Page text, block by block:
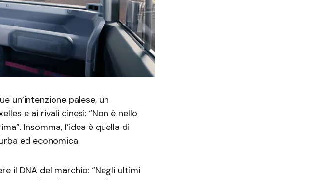
un’intenzione palese, un
e ai rivali cinesi: “Non è nello
Insomma, l’idea è quella di
ed economica.
il DNA del marchio: “Negli ultimi